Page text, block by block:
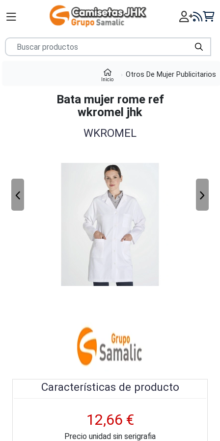
Inicio
Otros De Mujer Publicitarios
Bata mujer rome ref
wkromel jhk
WKROMEL
Características de producto
12,66 €
Precio unidad sin serigrafia